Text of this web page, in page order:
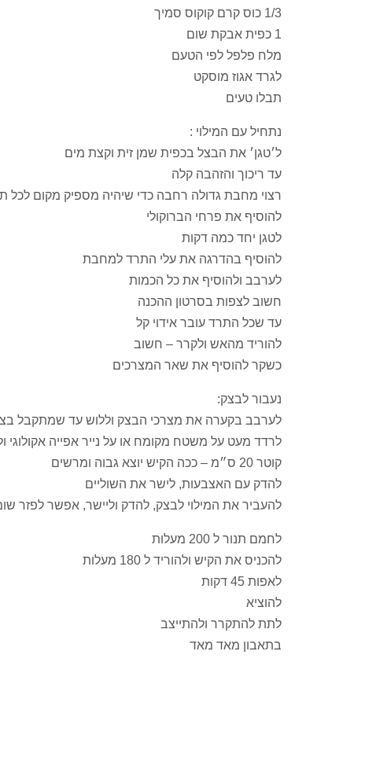
1/3 כוס קרם קוקוס סמיך
1 כפית אבקת שום
מלח פלפל לפי הטעם
לגרד אגוז מוסקט
תבלו טעים
נתחיל עם המילוי :
ל׳טגן׳ את הבצל בכפית שמן זית וקצת מים
עד ריכוך והזהבה קלה
רצוי מחבת גדולה רחבה כדי שיהיה מספיק מקום לכל
להוסיף את פרחי הברוקולי
לטגן יחד כמה דקות
להוסיף בהדרגה את עלי התרד למחבת
לערבב ולהוסיף את כל הכמות
חשוב לצפות בסרטון ההכנה
עד שכל התרד עובר אידוי קל
להוריד מהאש ולקרר – חשוב
כשקר להוסיף את שאר המצרכים
נעבור לבצק:
לערבב בקערה את מצרכי הבצק וללוש עד שמתקבל
לרדד מעט על משטח מקומח או על נייר אפייה אקולוגי
קוטר 20 ס״מ – ככה הקיש יוצא גבוה ומרשים
להדק עם האצבעות, לישר את השוליים
להעביר את המילוי לבצק, להדק וליישר, אפשר לפזר
לחמם תנור ל 200 מעלות
להכניס את הקיש ולהוריד ל 180 מעלות
לאפות 45 דקות
להוציא
לתת להתקרר ולהתייצב
בתאבון מאד מאד